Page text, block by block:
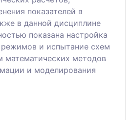
показателей в
в данной дисциплине
показана настройка
режимов и испытание схем
математических методов
и моделирования